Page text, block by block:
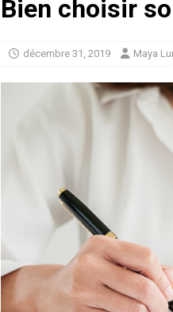
Bien choisir
décembre 31, 2019 Maya